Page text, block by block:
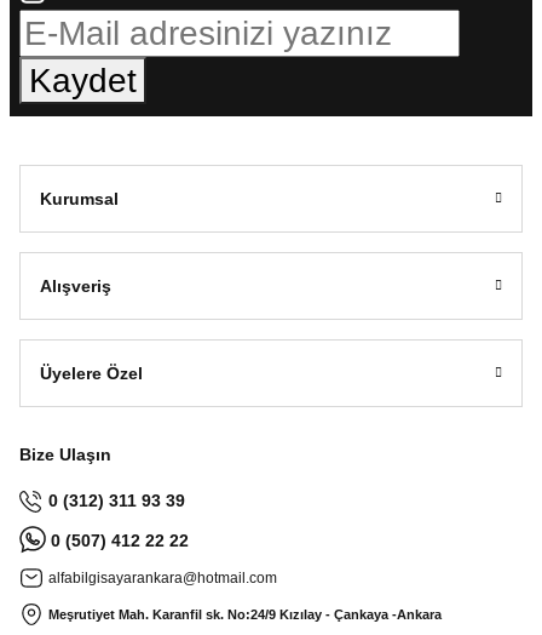
Kaydet
Kurumsal
Alışveriş
Üyelere Özel
Bize Ulaşın
0 (312) 311 93 39
0 (507) 412 22 22
alfabilgisayarankara@hotmail.com
Meşrutiyet Mah. Karanfil sk. No:24/9 Kızılay - Çankaya -Ankara